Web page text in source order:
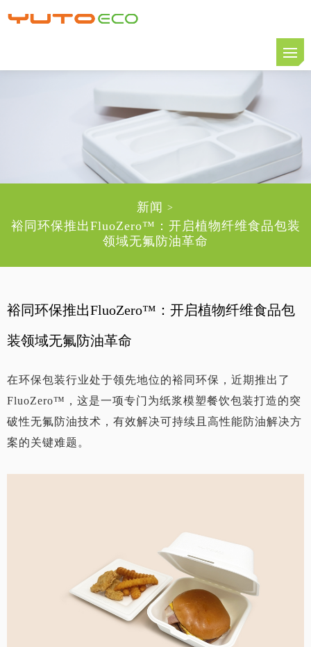
新闻 >
裕同环保推出FluoZero™：开启植物纤维食品包装
领域无氟防油革命
裕同环保推出FluoZero™：开启植物纤维食品包
装领域无氟防油革命
在环保包装行业处于领先地位的裕同环保，近期推出了
FluoZero™，这是一项专门为纸浆模塑餐饮包装打造的突
破性无氟防油技术，有效解决可持续且高性能防油解决方
案的关键难题。